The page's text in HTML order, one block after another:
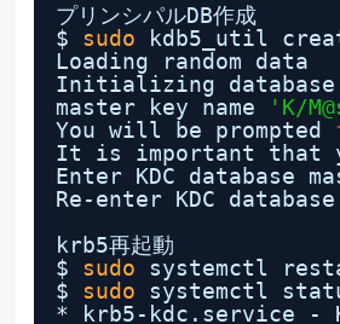
プリンシパルDB作成
$ sudo
kdb5_util
Loading random data
Initializing database
master key name
'K/
You will be prompted
It is important that
Enter KDC database
Re-enter KDC
krb5再起動
$ sudo
systemctl
$ sudo
systemctl
* krb5-kdc.service -